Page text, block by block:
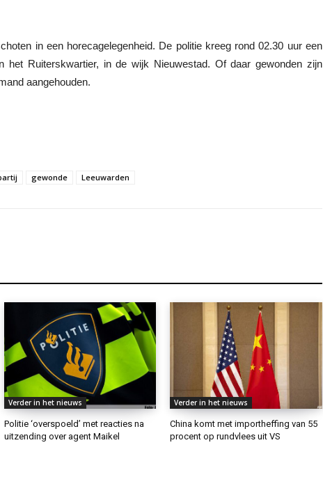
in een horecagelegenheid. De politie kreeg rond 02.30 uur een
het Ruiterskwartier, in de wijk Nieuwestad. Of daar gewonden zijn
aangehouden.
gewonde Leeuwarden
Verder in het nieuws
Politie ‘overspoeld’ met reacties na
uitzending over agent Maikel
Verder in het nieuws
China komt met importheffing van 55
procent op rundvlees uit VS